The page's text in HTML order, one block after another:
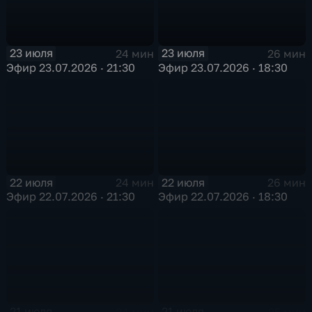
23 июля
24 мин
Эфир 23.07.2026 · 21:30
23 июля
26 мин
Эфир 23.07.2026 · 18:30
22 июля
24 мин
Эфир 22.07.2026 · 21:30
22 июля
26 мин
Эфир 22.07.2026 · 18:30